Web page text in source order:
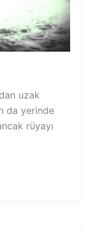
uzak
da yerinde
rüyayı